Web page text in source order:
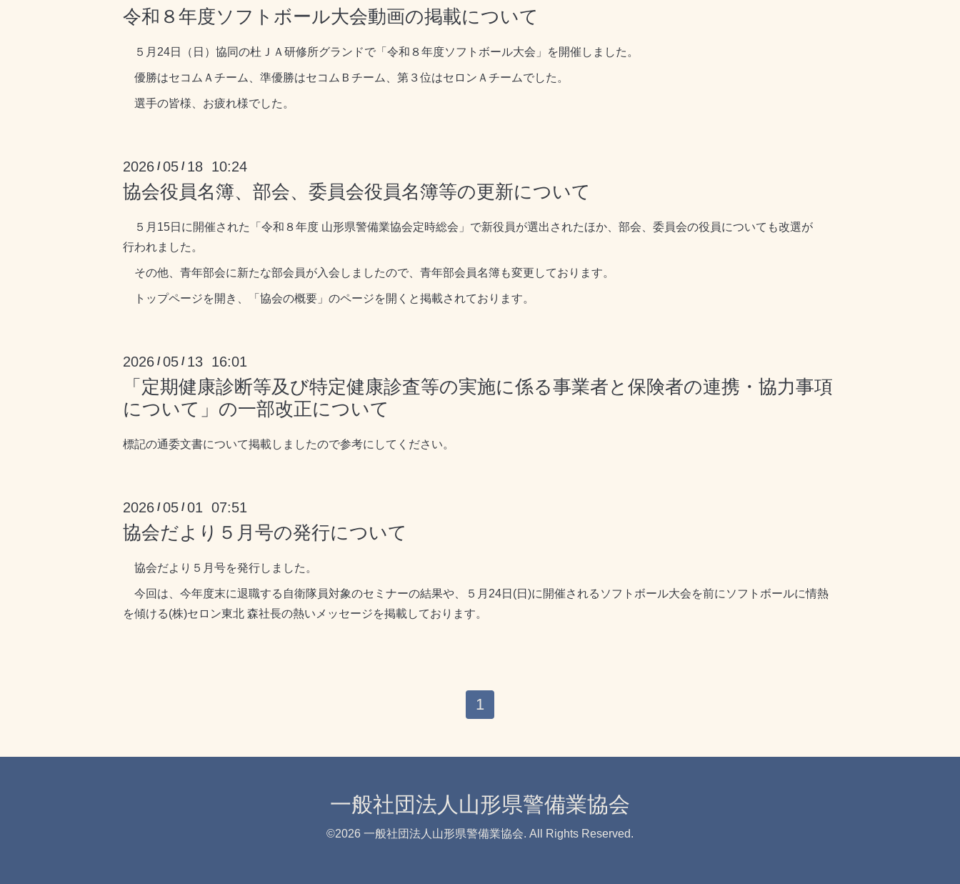
令和８年度ソフトボール大会動画の掲載について
５月24日（日）協同の杜ＪＡ研修所グランドで「令和８年度ソフトボール大会」を開催しました。
優勝はセコムＡチーム、準優勝はセコムＢチーム、第３位はセロンＡチームでした。
選手の皆様、お疲れ様でした。
2026 /05 / 18 10:24
協会役員名簿、部会、委員会役員名簿等の更新について
５月15日に開催された「令和８年度 山形県警備業協会定時総会」で新役員が選出されたほか、部会、委員会の役員についても改選が
行われました。
その他、青年部会に新たな部会員が入会しましたので、青年部会員名簿も変更しております。
トップページを開き、「協会の概要」のページを開くと掲載されております。
2026 /05 / 13 16:01
「定期健康診断等及び特定健康診査等の実施に係る事業者と保険者の連携・協力事項
について」の一部改正について
標記の通委文書について掲載しましたので参考にしてください。
2026 /05 /01 07:51
協会だより５月号の発行について
協会だより５月号を発行しました。
今回は、今年度末に退職する自衛隊員対象のセミナーの結果や、５月24日(日)に開催されるソフトボール大会を前にソフトボールに情熱
を傾ける(株)セロン東北 森社長の熱いメッセージを掲載しております。
1
一般社団法人山形県警備業協会
©2026 一般社団法人山形県警備業協会. All Rights Reserved.